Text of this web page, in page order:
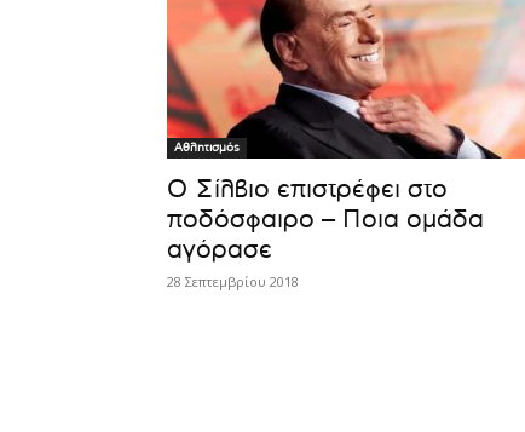
Αθλητισμός
Ο Σίλβιο επιστρέφει στο
ποδόσφαιρο – Ποια ομάδα
αγόρασε
28 Σεπτεμβρίου 2018